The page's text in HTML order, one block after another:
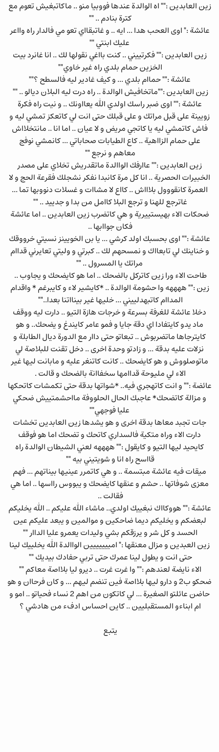
زين العابدين :"" اه الوالدة عندها فووبيا منو .. ماكاتبغيش تعوم مع
كترة بنادم .. ""
عائشة :" اوى العحب هدا ... ايه .. و غاتبقااي تعو مي فالدار راه وااعر
عليك ابنتي ""
زين العابدين :"" فكرتييني .. كنت بااغي نقولها لك .. انا غانرد بيت
الخزين حمام بلدي راه غير خاوي""
عائشة :"" حماام بلدي ... و كيف غادير ليه فالسطح ؟""
زين العابدين :""ماتخافيش الوالدة .. راه درت ليه البلان ديالو .. ""
عائشة :"" اوى ضبر راسك اولدي الله يعااونك .. و نيت راه فكرة
زويينة على قبل مراتك و على قبلك حتى انت لي كاتعكز تمشي ليه و
فاش كاتمشي ليه يا كاتجي مريض و لا عيان .. اما انا .. مانتخلااش
على حمام الزااهية .. كاع الطيابات صحاباتي ... كانمشي نوفج
معاهم و نرجع ""
زين العابدين :"" عاارفك الواالدة ماتقدريش تخلاي على مصدر
الخبيرات الحصرية .. انا كل مرة كانبدا نفكر نشجلك فقرعة الحج و لا
العمرة كانقووول بلاااش .. كااع لا مشاات و غسلات دنووبها تما ...
غاترجع للهنا و ترجع البلا كاامل من بدا و جدييد .. ""
ضحكات الاء بهيستييرية و هي كاتضرب زين العابدين .. اما عائشة
فكان جواابها ..
عائشة :"" اوى بحسبك اولد كرشي ... يا بن الخويينز نسيتي خرووقك
و خناينك لي تابعااك و نمسحهم لك .. كبرتي و وليتي تعايرني قداام
مراتك يا المسرول .. ""
طاحت الاء ورا زين كاتركل بالضحك .. اما هو كايضحك و يجاوب ..
زين :"" ههههه وا حشومة الوالدة .. *كايشير لاء و كايبرغم * واقدام
المداام كاتبهدلييني ... خليها غير بينااتنا بعدا..""
دخلا عائشة للغرفة بسرعة و خرجات هازة التيو .. دارت ليه ووقف
ماد يدو كايتفادا اي دقة جايا و فمو عامر كايندغ و يضحك.. و هو
كايترجاها ماتضربوش .. تبعاتو حتى داار مع الدورة ديال الطابلة و
نزلات عليه بدقة ... و زادتو وحدة اخرى .. دخل تقنت للبلاصة لي
ماتوصلووش و هو كايضحك .. كانت كاتنغر عليه و مابانت ليها غير
الاء لي مليوحة قداامها سخفاانة بالضحك و قالت .
عائضة :"" و انت كاتهجري فيه.. *شواتها بدقة حتى تكمشات كاتحكها
و مزالة كاتضحك* عاجبك الحال الحلووفة مااحشمتييش ضحكي
عليا فوجهي""
جات تجبد معاها بدقة اخرى و هو يشدها زين العابدين تخشات
دارت الاء وراه متكية فالسداري كاتحك و تضحك اما هو فوقف
كايحيد ليها التيو و كايقول :"" ههههه لعني الشيطان الوالدة راه
قااسح راه انا و شويتيني بيه ""
ميقات فيه عائشة مبتسمة .. و هي كاتمرر عينيها بيناتهم ... فهم
معزى شوفاتها .. حشم و عنقها كايضحك و يبووس رااسها .. اما هي
فقالت ..
عائشة :"" هووكااك نبغييك اولدي.. ماشاء الله عليكم .. الله يخليكم
لبعضكم و يخليكم ديما ضاحكين و موالمين و يبعد عليكم عين
الحسد و كل شر و يرزقكم بشي وليدات يعمرو عليا الداار ""
زين العبدين و مزال معنقها :" امييييييين الواالدة الله يخلييك لينا
حتى انت و يطول لينا عمرك حتى تربي حفادك بيديك ""
الاء نايضة لعندهم :"" وا غرت غرت .. ديرو ليا بلااصة معاكم ""
ضحكو ب2 و دارو ليها بلااصة فين تنضم ليهم ... و كان فرحاان و هو
حاضن عائلتو الصغيرة ... لي كاتكون من اهم 2 نساء فحياتو .. امو و
ام ابناءو المستقبليين .. كاين احساس ادفء من هادشي ؟
يتبع